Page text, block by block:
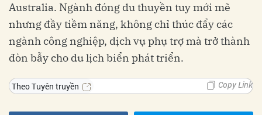
Australia. Ngành đóng du thuyền tuy mới mẽ
nhưng đầy tiềm năng, không chỉ thúc đẩy các
ngành công nghiệp, dịch vụ phụ trợ mà trở thành
đòn bẫy cho du lịch biển phát triển.
Theo Tuyên truyền Copy Link